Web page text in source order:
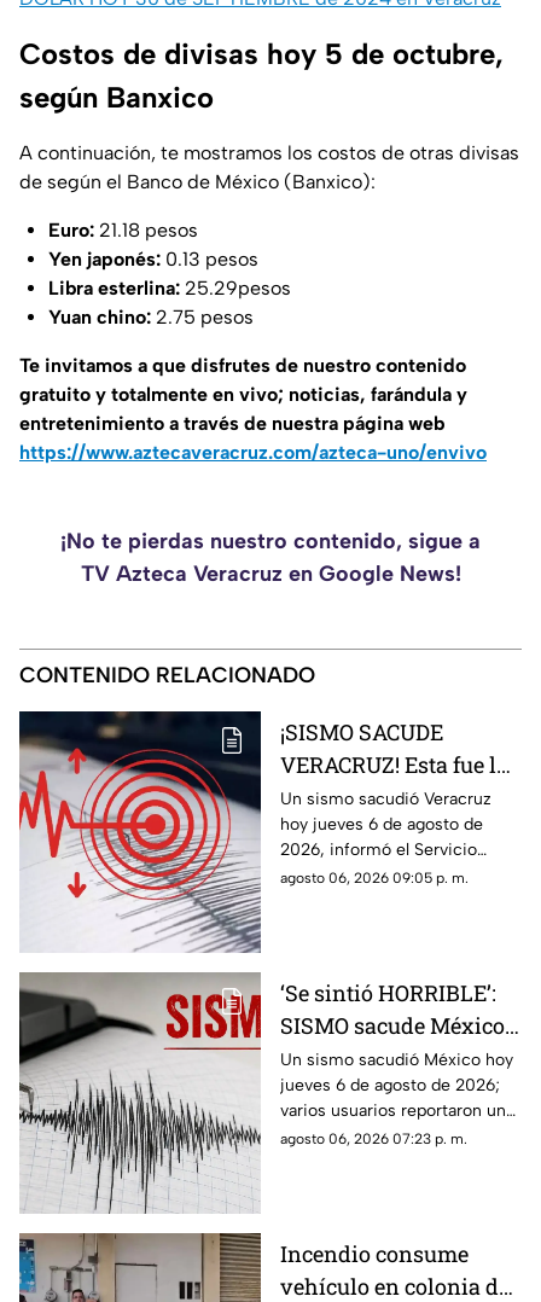
Costos de divisas hoy 5 de octubre,
según Banxico
A continuación, te mostramos los costos de otras divisas
de según el Banco de México (Banxico):
Euro: 21.18 pesos
Yen japonés: 0.13 pesos
Libra esterlina: 25.29pesos
Yuan chino: 2.75 pesos
Te invitamos a que disfrutes de nuestro contenido
gratuito y totalmente en vivo; noticias, farándula y
entretenimiento a través de nuestra página web
https://www.aztecaveracruz.com/azteca-uno/envivo
¡No te pierdas nuestro contenido, sigue a
TV Azteca Veracruz en Google News!
CONTENIDO RELACIONADO
¡SISMO SACUDE
VERACRUZ! Esta fue la
magnitud de la
sacudida hoy 6 de
agosto de 2026
Un sismo sacudió Veracruz
hoy jueves 6 de agosto de
2026, informó el Servicio
Sismológico Nacional.
agosto 06, 2026 09:05 p. m.
‘Se sintió HORRIBLE’:
SISMO sacude México
hoy 6 de agosto de 2026
¿Cuál fue la magnitud?
Un sismo sacudió México hoy
jueves 6 de agosto de 2026;
varios usuarios reportaron una
percepción fuerte y “horrible”.
agosto 06, 2026 07:23 p. m.
Incendio consume
vehículo en colonia de